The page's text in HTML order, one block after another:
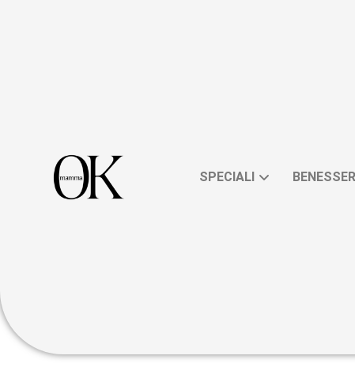
SPECIALI